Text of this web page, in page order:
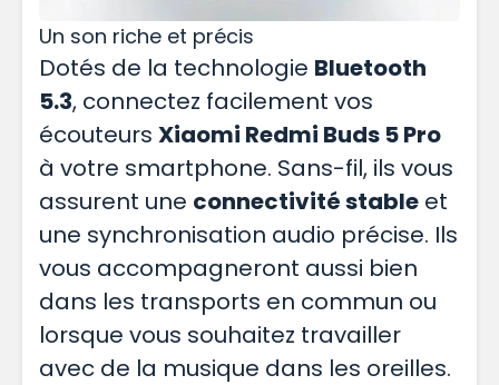
Un son riche et précis
Dotés de la technologie Bluetooth
5.3, connectez facilement vos
écouteurs Xiaomi Redmi Buds 5 Pro
à votre smartphone. Sans-fil, ils vous
assurent une connectivité stable et
une synchronisation audio précise. Ils
vous accompagneront aussi bien
dans les transports en commun ou
lorsque vous souhaitez travailler
avec de la musique dans les oreilles.